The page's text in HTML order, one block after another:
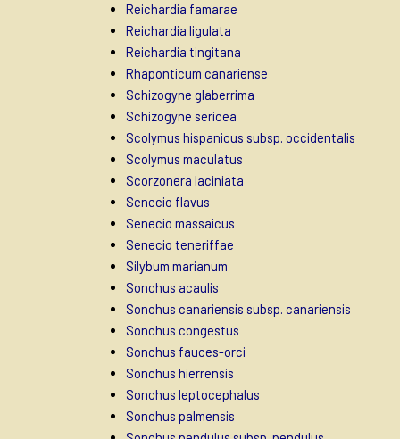
Reichardia famarae
Reichardia ligulata
Reichardia tingitana
Rhaponticum canariense
Schizogyne glaberrima
Schizogyne sericea
Scolymus hispanicus subsp. occidentalis
Scolymus maculatus
Scorzonera laciniata
Senecio flavus
Senecio massaicus
Senecio teneriffae
Silybum marianum
Sonchus acaulis
Sonchus canariensis subsp. canariensis
Sonchus congestus
Sonchus fauces-orci
Sonchus hierrensis
Sonchus leptocephalus
Sonchus palmensis